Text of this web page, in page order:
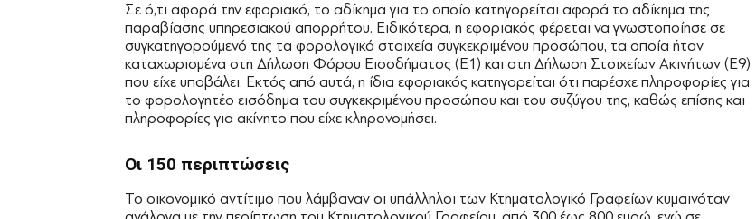
Σε ό,τι αφορά την εφοριακό, το αδίκημα για το οποίο κατηγορείται αφορά το αδίκημα της
παραβίασης υπηρεσιακού απορρήτου. Ειδικότερα, η εφοριακός φέρεται να γνωστοποίησε σε
συγκατηγορούμενό της τα φορολογικά στοιχεία συγκεκριμένου προσώπου, τα οποία ήταν
καταχωρισμένα στη Δήλωση Φόρου Εισοδήματος (Ε1) και στη Δήλωση Στοιχείων Ακινήτων (Ε9)
που είχε υποβάλει. Εκτός από αυτά, η ίδια εφοριακός κατηγορείται ότι παρέσχε πληροφορίες για
το φορολογητέο εισόδημα του συγκεκριμένου προσώπου και του συζύγου της, καθώς επίσης και
πληροφορίες για ακίνητο που είχε κληρονομήσει.
Οι 150 περιπτώσεις
Το οικονομικό αντίτιμο που λάμβαναν οι υπάλληλοι των Κτηματολογικό Γραφείων κυμαινόταν